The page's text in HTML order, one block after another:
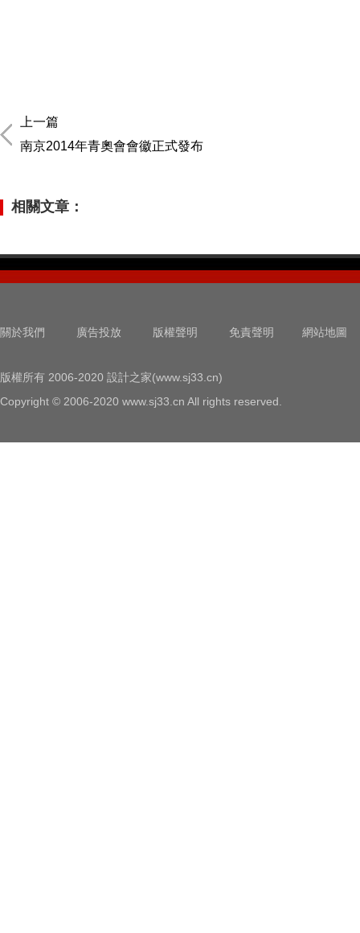
上一篇
南京2014年青奧會會徽正式發布
相關文章：
關於我們 廣告投放 版權聲明 免責聲明 網站地圖
版權所有 2006-2020 設計之家(www.sj33.cn)
Copyright © 2006-2020 www.sj33.cn All rights reserved.